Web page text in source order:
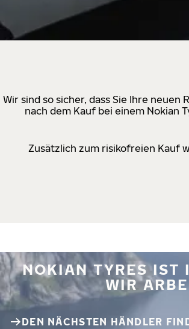
Wir sind so sicher, dass Sie Ihre
nach dem Kauf bei einem Nokian
Zusätzlich zum risikofreien Kauf
NOKIAN TYRES IST
WIR
DEN NÄCHSTEN HÄNDLER